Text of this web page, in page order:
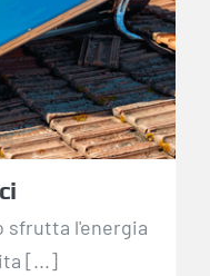
Termici
sfrutta l'energia
[...]